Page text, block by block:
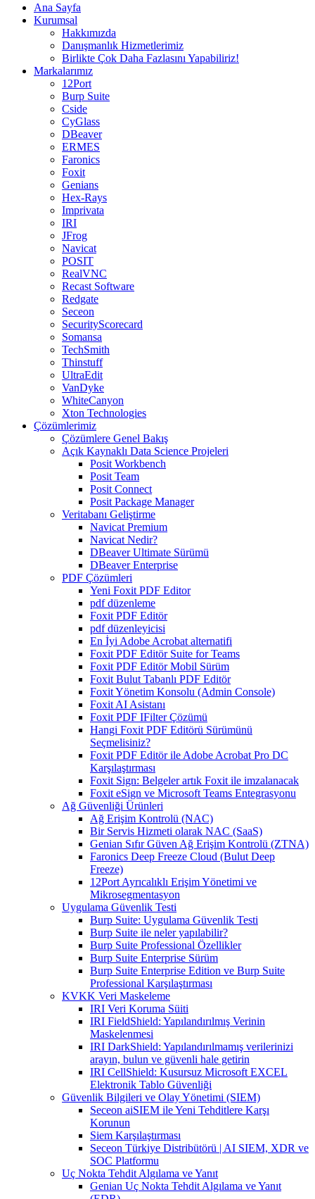
Ana Sayfa
Kurumsal
Hakkımızda
Danışmanlık Hizmetlerimiz
Birlikte Çok Daha Fazlasını Yapabiliriz!
Markalarımız
12Port
Burp Suite
Cside
CyGlass
DBeaver
ERMES
Faronics
Foxit
Genians
Hex-Rays
Imprivata
IRI
JFrog
Navicat
POSIT
RealVNC
Recast Software
Redgate
Seceon
SecurityScorecard
Somansa
TechSmith
Thinstuff
UltraEdit
VanDyke
WhiteCanyon
Xton Technologies
Çözümlerimiz
Çözümlere Genel Bakış
Açık Kaynaklı Data Science Projeleri
Posit Workbench
Posit Team
Posit Connect
Posit Package Manager
Veritabanı Geliştirme
Navicat Premium
Navicat Nedir?
DBeaver Ultimate Sürümü
DBeaver Enterprise
PDF Çözümleri
Yeni Foxit PDF Editor
pdf düzenleme
Foxit PDF Editör
pdf düzenleyicisi
En İyi Adobe Acrobat alternatifi
Foxit PDF Editör Suite for Teams
Foxit PDF Editör Mobil Sürüm
Foxit Bulut Tabanlı PDF Editör
Foxit Yönetim Konsolu (Admin Console)
Foxit AI Asistanı
Foxit PDF IFilter Çözümü
Hangi Foxit PDF Editörü Sürümünü
Seçmelisiniz?
Foxit PDF Editör ile Adobe Acrobat Pro DC
Karşılaştırması
Foxit Sign: Belgeler artık Foxit ile imzalanacak
Foxit eSign ve Microsoft Teams Entegrasyonu
Ağ Güvenliği Ürünleri
Ağ Erişim Kontrolü (NAC)
Bir Servis Hizmeti olarak NAC (SaaS)
Genian Sıfır Güven Ağ Erişim Kontrolü (ZTNA)
Faronics Deep Freeze Cloud (Bulut Deep
Freeze)
12Port Ayrıcalıklı Erişim Yönetimi ve
Mikrosegmentasyon
Uygulama Güvenlik Testi
Burp Suite: Uygulama Güvenlik Testi
Burp Suite ile neler yapılabilir?
Burp Suite Professional Özellikler
Burp Suite Enterprise Sürüm
Burp Suite Enterprise Edition ve Burp Suite
Professional Karşılaştırması
KVKK Veri Maskeleme
IRI Veri Koruma Süiti
IRI FieldShield: Yapılandırılmış Verinin
Maskelenmesi
IRI DarkShield: Yapılandırılmamış verilerinizi
arayın, bulun ve güvenli hale getirin
IRI CellShield: Kusursuz Microsoft EXCEL
Elektronik Tablo Güvenliği
Güvenlik Bilgileri ve Olay Yönetimi (SIEM)
Seceon aiSIEM ile Yeni Tehditlere Karşı
Korunun
Siem Karşılaştırması
Seceon Türkiye Distribütörü | AI SIEM, XDR ve
SOC Platformu
Uç Nokta Tehdit Algılama ve Yanıt
Genian Uç Nokta Tehdit Algılama ve Yanıt